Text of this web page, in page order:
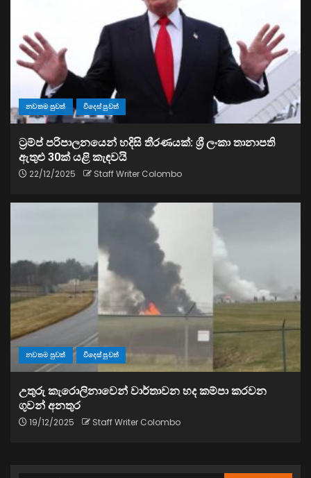
නවතම පුවත් විදෙස් පුවත්
ට්‍රම්ප් පරිපාලනයෙන් හදිසි තීරණයක්: ශ්‍රී ලංකා තානාපති
ඇතුළු 30ක් යළි කැඳවයි
22/12/2025 Staff Writer Colombo
නවතම පුවත් විදෙස් පුවත්
උතුරු කැරොලිනාවෙන් වාර්තාවන හද කම්පා කරවන
ගුවන් අනතුර
19/12/2025 Staff Writer Colombo